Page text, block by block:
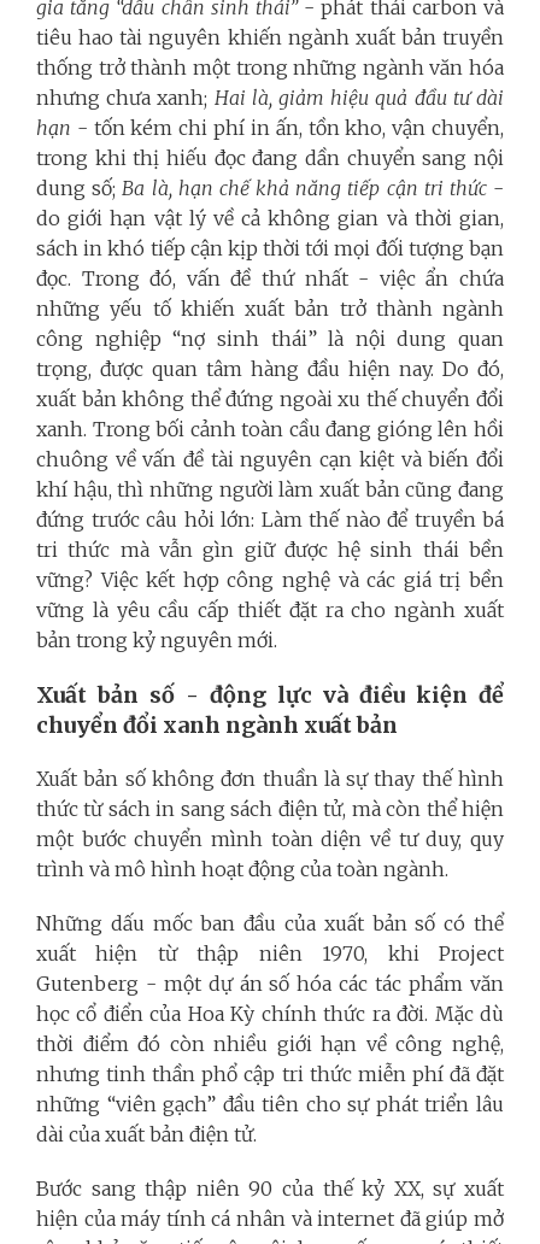
gia tăng “dấu chân sinh thái”- phát thải carbon và
tiêu hao tài nguyên khiến ngành xuất bản truyền
thống trở thành một trong những ngành văn hóa
nhưng chưa xanh; Hai là, giảm hiệu quả đầu tư dài
hạn - tốn kém chi phí in ấn, tồn kho, vận chuyển,
trong khi thị hiếu đọc đang dần chuyển sang nội
dung số;Ba là, hạn chế khả năng tiếp cận tri thức-
do giới hạn vật lý về cả không gian và thời gian,
sách in khó tiếp cận kịp thời tới mọi đối tượng bạn
đọc. Trong đó, vấn đề thứ nhất - việc ẩn chứa
những yếu tố khiến xuất bản trở thành ngành
công nghiệp “nợ sinh thái” là nội dung quan
trọng, được quan tâm hàng đầu hiện nay. Do đó,
xuất bản không thể đứng ngoài xu thế chuyển đổi
xanh. Trong bối cảnh toàn cầu đang gióng lên hồi
chuông về vấn đề tài nguyên cạn kiệt và biến đổi
khí hậu, thì những người làm xuất bản cũng đang
đứng trước câu hỏi lớn: Làm thế nào để truyền bá
tri thức mà vẫn gìn giữ được hệ sinh thái bền
vững? Việc kết hợp công nghệ và các giá trị bền
vững là yêu cầu cấp thiết đặt ra cho ngành xuất
bản trong kỷ nguyên mới.
Xuất bản số - động lực và điều kiện để
chuyển đổi xanh ngành xuất bản
Xuất bản số không đơn thuần là sự thay thế hình
thức từ sách in sang sách điện tử, mà còn thể hiện
một bước chuyển mình toàn diện về tư duy, quy
trình và mô hình hoạt động của toàn ngành.
Những dấu mốc ban đầu của xuất bản số có thể
xuất hiện từ thập niên 1970, khi Project
Gutenberg - một dự án số hóa các tác phẩm văn
học cổ điển của Hoa Kỳ chính thức ra đời. Mặc dù
thời điểm đó còn nhiều giới hạn về công nghệ,
nhưng tinh thần phổ cập tri thức miễn phí đã đặt
những “viên gạch” đầu tiên cho sự phát triển lâu
dài của xuất bản điện tử.
Bước sang thập niên 90 của thế kỷ XX, sự xuất
hiện của máy tính cá nhân và internet đã giúp mở